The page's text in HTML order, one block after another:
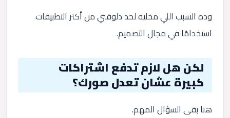
وده السبب اللي مخليه لحد دلوقتي من أكتر التطبيقات
استخدامًا في مجال التصميم.
لكن هل لازم تدفع اشتراكات
كبيرة عشان تعدل صورك؟
هنا بقى السؤال المهم.